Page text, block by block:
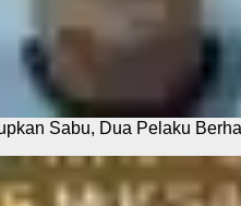
Sabu, Dua Pelaku